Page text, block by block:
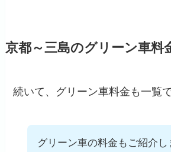
京都～三島のグリーン車料
続いて、グリーン車料金も一覧
グリーン車の料金もご紹介し